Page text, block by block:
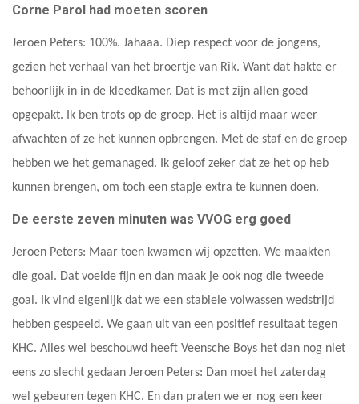
Corne Parol had moeten scoren
Jeroen Peters: 100%. Jahaaa. Diep respect voor de jongens,
gezien het verhaal van het broertje van Rik. Want dat hakte er
behoorlijk in in de kleedkamer. Dat is met zijn allen goed
opgepakt. Ik ben trots op de groep. Het is altijd maar weer
afwachten of ze het kunnen opbrengen. Met de staf en de groep
hebben we het gemanaged. Ik geloof zeker dat ze het op heb
kunnen brengen, om toch een stapje extra te kunnen doen.
De eerste zeven minuten was VVOG erg goed
Jeroen Peters: Maar toen kwamen wij opzetten. We maakten
die goal. Dat voelde fijn en dan maak je ook nog die tweede
goal. Ik vind eigenlijk dat we een stabiele volwassen wedstrijd
hebben gespeeld. We gaan uit van een positief resultaat tegen
KHC. Alles wel beschouwd heeft Veensche Boys het dan nog niet
eens zo slecht gedaan Jeroen Peters: Dan moet het zaterdag
wel gebeuren tegen KHC. En dan praten we er nog een keer